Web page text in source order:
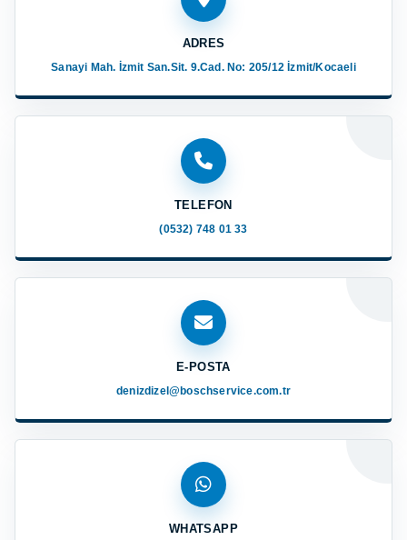
ADRES
Sanayi Mah. İzmit San.Sit. 9.Cad. No: 205/12 İzmit/Kocaeli
TELEFON
(0532) 748 01 33
E-POSTA
denizdizel@boschservice.com.tr
WHATSAPP